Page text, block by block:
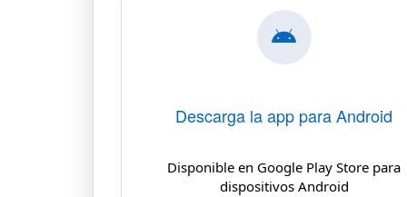
Descarga la app para Android
Disponible en Google Play Store para
dispositivos Android